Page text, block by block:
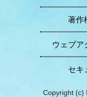
著作
ウェブア
セキ
Copyright (c)